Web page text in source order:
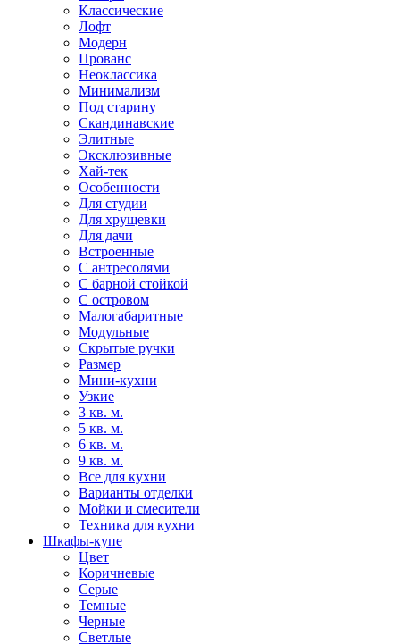
Классические
Лофт
Модерн
Прованс
Неоклассика
Минимализм
Под старину
Скандинавские
Элитные
Эксклюзивные
Хай-тек
Особенности
Для студии
Для хрущевки
Для дачи
Встроенные
С антресолями
С барной стойкой
С островом
Малогабаритные
Модульные
Скрытые ручки
Размер
Мини-кухни
Узкие
3 кв. м.
5 кв. м.
6 кв. м.
9 кв. м.
Все для кухни
Варианты отделки
Мойки и смесители
Техника для кухни
Шкафы-купе
Цвет
Коричневые
Серые
Темные
Черные
Светлые